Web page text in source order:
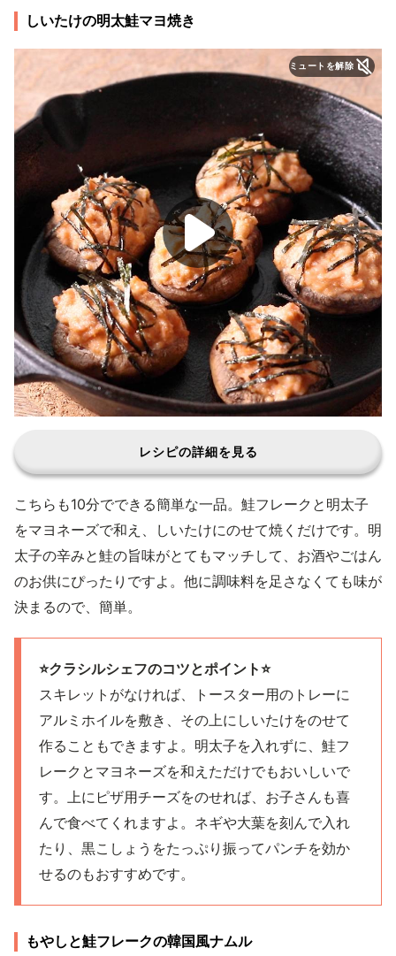
しいたけの明太鮭マヨ焼き
ミュートを解除
レシピの詳細を見る
こちらも10分でできる簡単な一品。鮭フレークと明太子
をマヨネーズで和え、しいたけにのせて焼くだけです。明
太子の辛みと鮭の旨味がとてもマッチして、お酒やごはん
のお供にぴったりですよ。他に調味料を足さなくても味が
決まるので、簡単。
⭐️クラシルシェフのコツとポイント⭐️
スキレットがなければ、トースター用のトレーに
アルミホイルを敷き、その上にしいたけをのせて
作ることもできますよ。明太子を入れずに、鮭フ
レークとマヨネーズを和えただけでもおいしいで
す。上にピザ用チーズをのせれば、お子さんも喜
んで食べてくれますよ。ネギや大葉を刻んで入れ
たり、黒こしょうをたっぷり振ってパンチを効か
せるのもおすすめです。
もやしと鮭フレークの韓国風ナムル